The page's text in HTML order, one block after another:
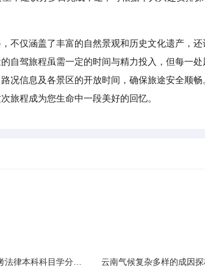
不仅涵盖了丰富的自然景观和历史文化遗产，还
自驾旅程虽需一定的时间与精力投入，但每一处
况信息及各景区的开放时间，确保旅途安全顺畅
旅程成为您生命中一段美好的回忆。
云南气候复杂多样的成因